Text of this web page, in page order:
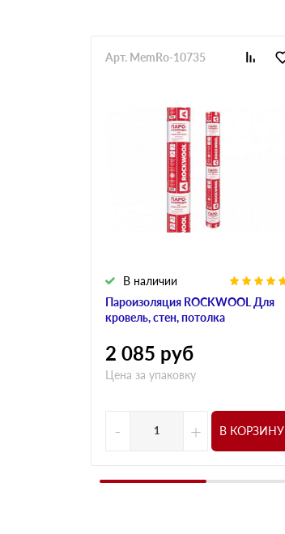
Пароизоляция ROCKWOOL Для
кровель, стен, потолка
В наличии
Арт. MemRo-10735
2 085 руб
Цена за упаковку
- + В КОРЗИНУ